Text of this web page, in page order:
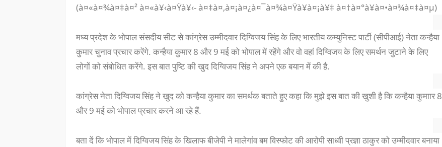
मध्य प्रदेश के भोपाल संसदीय सीट से कांग्रेस उम्मीदवार दिग्विजय सिंह के लिए भारतीय कम्युनिस्ट पार्टी (सीपीआई) नेता कन्हैया
कुमार चुनाव प्रचार करेंगे. कन्हैया कुमार 8 और 9 मई को भोपाल में रहेंगे और वो वहां दिग्विजय के लिए समर्थन जुटाने के लिए
लोगों को संबोधित करेंगे. इस बात पुष्टि की खुद दिग्विजय सिंह ने अपने एक बयान में की है.
कांग्रेस नेता दिग्विजय सिंह ने खुद को कन्हैया कुमार का समर्थक बताते हुए कहा कि मुझे इस बात की खुशी है कि कन्हैया कुमाार 8
और 9 मई को भोपाल प्रचार करने आ रहे हैं.
बता दें कि भोपाल में दिग्विजय सिंह के खिलाफ बीजेपी ने मालेगांव बम विस्फोट की आरोपी साध्वी प्रज्ञा ठाकुर को उम्मीदवार बनाया